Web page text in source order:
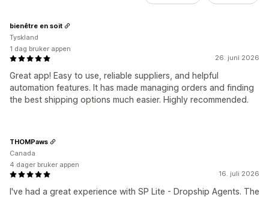
26. juni 2026
Great app! Easy to use, reliable suppliers, and helpful
automation features. It has made managing orders and finding
the best shipping options much easier. Highly recommended.
bienêtre en soit
Tyskland
1 dag bruker appen
16. juli 2026
I've had a great experience with SP Lite - Dropship Agents. The
THOMPaws
Canada
4 dager bruker appen